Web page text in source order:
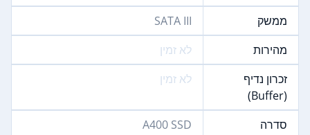
ממשק
SATA III
מהירות
לא זמין
זכרון נדיף
(Buffer)
לא זמין
סדרה A400 SSD